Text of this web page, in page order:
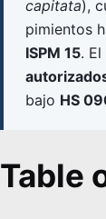
capitata),
pimientos
ISPM 15.
bajo HS
Table